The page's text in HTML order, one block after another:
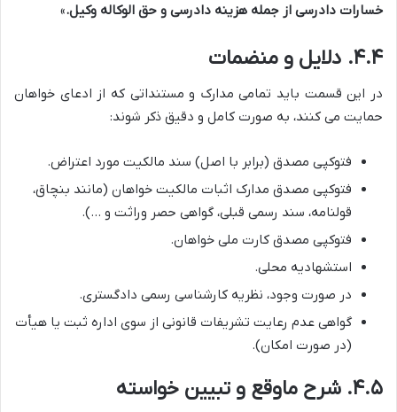
خسارات دادرسی از جمله هزینه دادرسی و حق الوکاله وکیل.»
۴.۴. دلایل و منضمات
در این قسمت باید تمامی مدارک و مستنداتی که از ادعای خواهان
حمایت می کنند، به صورت کامل و دقیق ذکر شوند:
فتوکپی مصدق (برابر با اصل) سند مالکیت مورد اعتراض.
فتوکپی مصدق مدارک اثبات مالکیت خواهان (مانند بنچاق،
قولنامه، سند رسمی قبلی، گواهی حصر وراثت و …).
فتوکپی مصدق کارت ملی خواهان.
استشهادیه محلی.
در صورت وجود، نظریه کارشناسی رسمی دادگستری.
گواهی عدم رعایت تشریفات قانونی از سوی اداره ثبت یا هیأت
(در صورت امکان).
۴.۵. شرح ماوقع و تبیین خواسته